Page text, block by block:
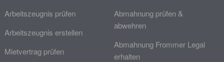
Arbeitszeugnis prüfen
Arbeitszeugnis erstellen
Mietvertrag prüfen
Abmahnung prüfen &
abwehren
Abmahnung Frommer Legal
erhalten